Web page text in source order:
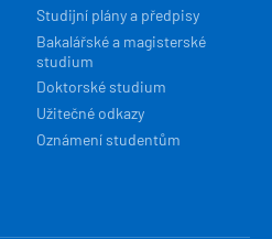
Studijní plány a předpisy
Bakalářské a magisterské
studium
Doktorské studium
Užitečné odkazy
Oznámení studentům